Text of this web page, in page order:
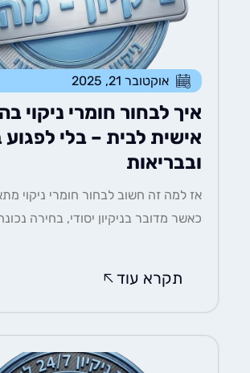
אוקטובר 21, 2025
איך לבחור חומרי ניקוי
אישית לבית – בלי לפגוע
ובבריאות
אז למה זה חשוב לבחור חומרי ניקוי מתאימים?
כאשר מדובר בניקיון יסודי, בחירה נכונה של....
תקרא עוד